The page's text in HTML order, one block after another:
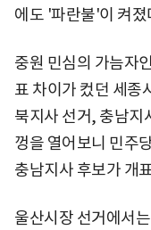
에도 '파란불'이 켜졌
중원 민심의 가늠자
표 차이가 컸던 세종
북지사 선거, 충남지
껑을 열어보니 민주
충남지사 후보가 개
울산시장 선거에서